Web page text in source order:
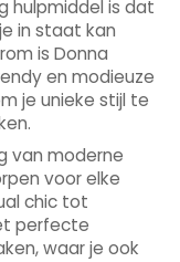
hulpmiddel is dat
in staat kan
is Donna
en modieuze
je unieke stijl te
van moderne
voor elke
chic tot
perfecte
waar je ook